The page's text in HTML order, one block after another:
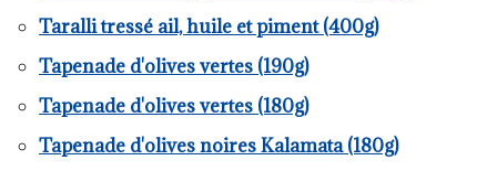
Taralli tressé ail, huile et piment (400g)
Tapenade d'olives vertes (190g)
Tapenade d'olives vertes (180g)
Tapenade d'olives noires Kalamata (180g)